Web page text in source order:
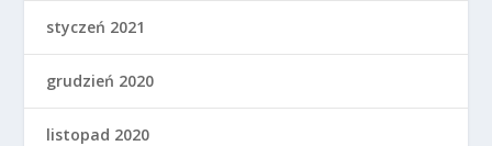
styczeń 2021
grudzień 2020
listopad 2020